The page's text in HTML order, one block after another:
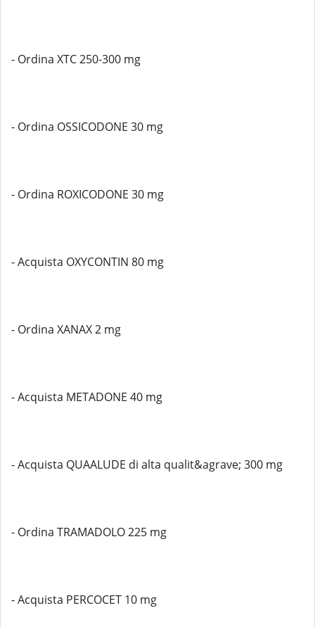
- Ordina XTC 250-300 mg
- Ordina OSSICODONE 30 mg
- Ordina ROXICODONE 30 mg
- Acquista OXYCONTIN 80 mg
- Ordina XANAX 2 mg
- Acquista METADONE 40 mg
- Acquista QUAALUDE di alta qualit&agrave; 300 mg
- Ordina TRAMADOLO 225 mg
- Acquista PERCOCET 10 mg